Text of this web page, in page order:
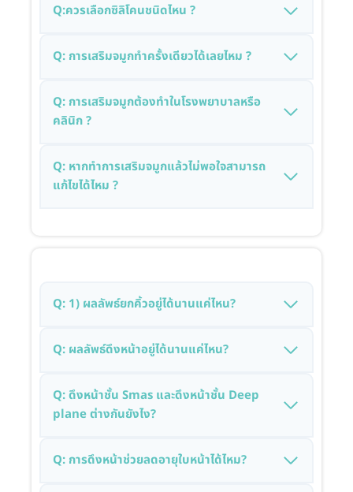
Q:ควรเลือกซิลิโคนชนิดไหน ?
Q: การเสริมจมูกทำครั้งเดียวได้เลยไหม ?
Q: การเสริมจมูกต้องทำในโรงพยาบาลหรือ
คลินิก ?
Q: หากทำการเสริมจมูกแล้วไม่พอใจสามารถ
แก้ไขได้ไหม ?
Q: 1) ผลลัพธ์ยกคิ้วอยู่ได้นานแค่ไหน?
Q: ผลลัพธ์ดึงหน้าอยู่ได้นานแค่ไหน?
Q: ดึงหน้าชั้น Smas และดึงหน้าชั้น Deep
plane ต่างกันยังไง?
Q: การดึงหน้าช่วยลดอายุใบหน้าได้ไหม?